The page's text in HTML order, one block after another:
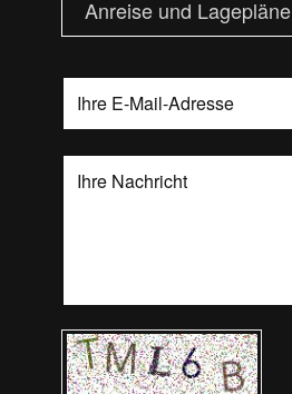
Anreise und Lagepläne